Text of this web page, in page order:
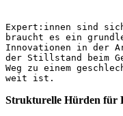
Expert:innen sind
braucht es ein
Innovationen in der
der Stillstand beim
Weg zu einem
weit ist.
Strukturelle Hürden für